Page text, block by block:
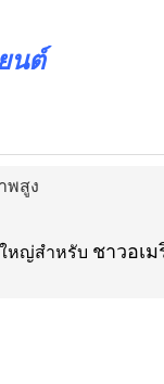
นต์
พสูง
หญ่สำหรับ ชาวอเ